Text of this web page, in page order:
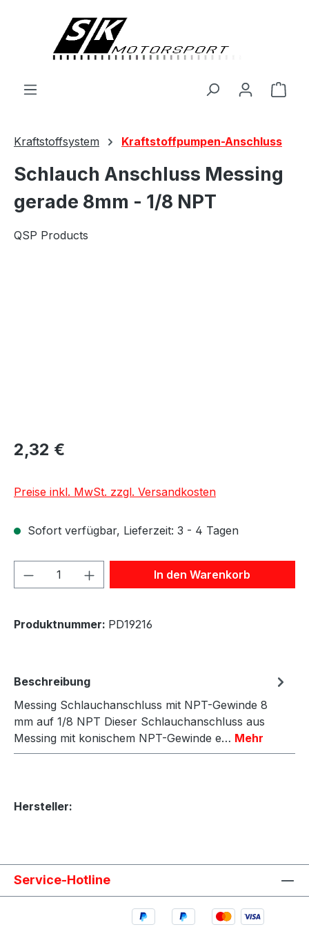
Kraftstoffsystem Kraftstoffpumpen-Anschluss
Schlauch Anschluss Messing
gerade 8mm - 1/8 NPT
QSP Products
2,32 €
Preise inkl. MwSt. zzgl. Versandkosten
Sofort verfügbar, Lieferzeit: 3 - 4 Tagen
Produkt Anzahl: Gib denIn den Warenkorb
Produktnummer: PD19216
Beschreibung
Messing Schlauchanschluss mit NPT-Gewinde 8
mm auf 1/8 NPT Dieser Schlauchanschluss aus
Messing mit konischem NPT-Gewinde e… Mehr
Hersteller:
Service-Hotline